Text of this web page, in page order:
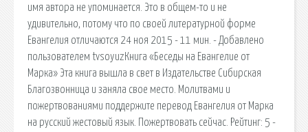
имя автора не упоминается. Это в общем-то и не
удивительно, потому что по своей литературной форме
Евангелия отличаются 24 ноя 2015 - 11 мин. - Добавлено
пользователем tvsoyuzКнига «Беседы на Евангелие от
Марка» Эта книга вышла в свет в Издательстве Сибирская
Благозвонница и заняла свое место. Молитвами и
пожертвованиями поддержите перевод Евангелия от Марка
на русский жестовый язык. Пожертвовать сейчас. Рейтинг: 5 -